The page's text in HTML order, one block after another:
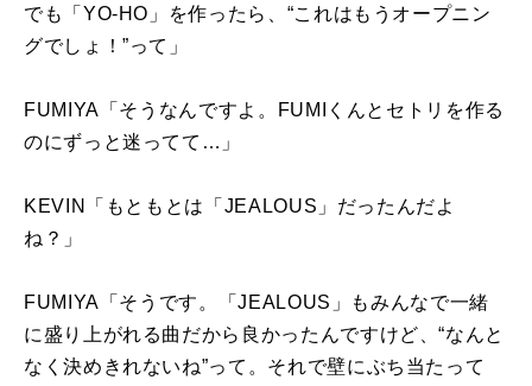
でも「 YO-HO 」を作ったら、“これはもうオープニン
グでしょ！”って」
FUMIYA「そうなんですよ。 FUMI
くんとセトリを作る
のにずっと迷ってて…」
KEVIN「もともとは「 JEALOUS 」だったんだよ
ね？」
FUMIYA「そうです。「JEALOUS 」もみんなで一緒
に盛り上がれる曲だから良かったんですけど、“なんと
なく決めきれないね”って。それで壁にぶち当たって